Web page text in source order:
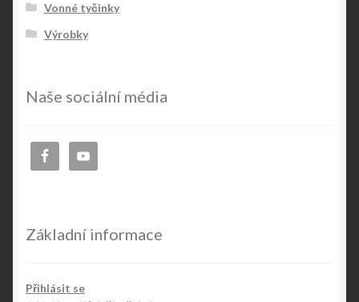
Vonné tyčinky
Výrobky
Naše sociální média
Základní informace
Přihlásit se